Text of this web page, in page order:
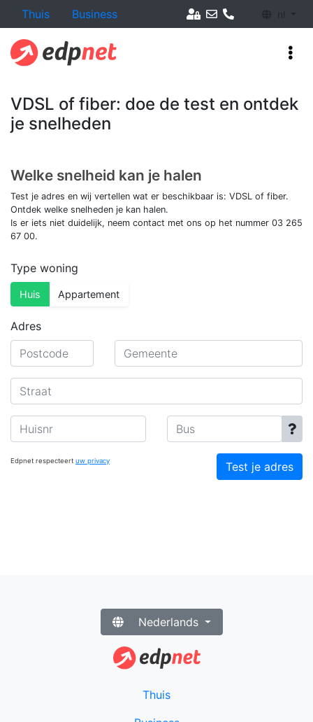
Thuis Business
VDSL of fiber: doe de test en ontdek
je snelheden
Welke snelheid kan je halen
Test je adres en wij vertellen wat er beschikbaar is: VDSL of fiber.
Ontdek welke snelheden je kan halen.
Is er iets niet duidelijk, neem contact met ons op het nummer 03 265
67 00.
Type woning
Huis Appartement
Adres
Postcode
Gemeente
Straat
Huisnr Bus
Edpnet respecteert uw privacy Test je adres
Nederlands
Thuis